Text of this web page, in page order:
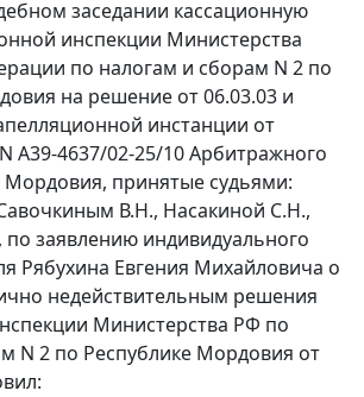
заседании кассационную
инспекции Министерства
по налогам и сборам N 2 по
на решение от 06.03.03 и
инстанции от
А39-4637/02-25/10 Арбитражного
Мордовия, принятые судьями:
В.Н., Насакиной С.Н.,
заявлению индивидуального
Рябухина Евгения Михайловича о
недействительным решения
Министерства РФ по
N 2 по Республике Мордовия от